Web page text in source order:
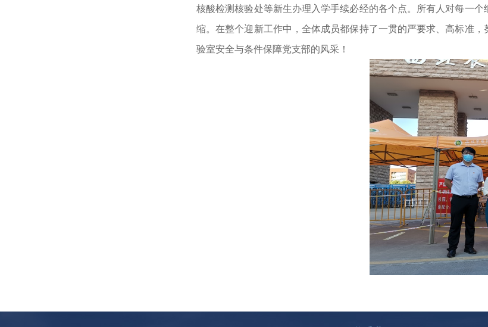
核酸检测核验处等新生办理入学手续必经的各个点。 所有人 对每一个
缩。在整个迎新工作中， 全体成员都保持了一贯的严要求、高标准
验室安全与条件保障党支部的风采！